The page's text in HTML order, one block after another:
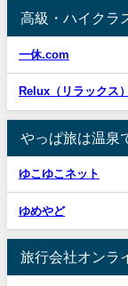
高級・ハイクラ
一休.com
Relux（リラックス）
やっぱ旅は温泉
ゆこゆこネット
ゆめやど
旅行会社オンラ